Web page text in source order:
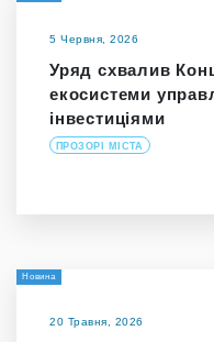
5 Червня, 2026
Уряд схвалив
екосистеми
інвестиціями
ПРОЗОРІ МІСТА
Новина
20 Травня, 2026